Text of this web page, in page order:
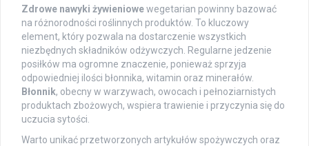
Zdrowe nawyki żywieniowewegetarian powinny bazować
na różnorodności roślinnych produktów. To kluczowy
element, który pozwala na dostarczenie wszystkich
niezbędnych składników odżywczych. Regularne jedzenie
posiłków ma ogromne znaczenie, ponieważ sprzyja
odpowiedniej ilości błonnika, witamin oraz minerałów.
Błonnik, obecny w warzywach, owocach i pełnoziarnistych
produktach zbożowych, wspiera trawienie i przyczynia się do
uczucia sytości.
Warto unikać przetworzonych artykułów spożywczych oraz